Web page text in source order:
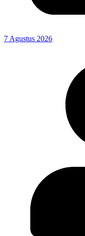
7 Agustus 2026